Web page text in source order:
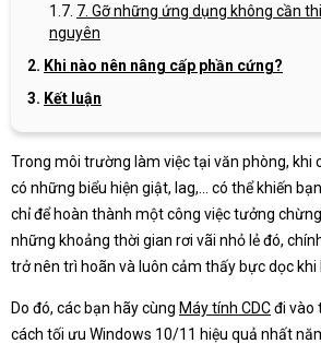
7. Gỡ những ứng dụng không cần
nguyên
Khi nào nên nâng cấp phần cứng?
Kết luận
Trong môi trường làm việc tại văn phòng, khi
có những biểu hiện giật, lag,... có thể khiến
chỉ để hoàn thành một công việc tưởng
những khoảng thời gian rơi vãi nhỏ lẻ đó,
trở nên trì hoãn và luôn cảm thấy bực dọc khi
Do đó, các bạn hãy cùng Máy tính CDCđi vào
cách tối ưu Windows 10/11 hiệu quả nhất